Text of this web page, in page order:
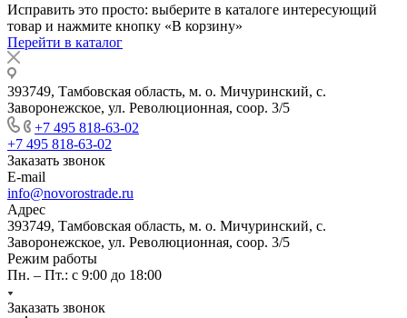
Исправить это просто: выберите в каталоге интересующий
товар и нажмите кнопку «В корзину»
Перейти в каталог
393749, Тамбовская область, м. о. Мичуринский, с.
Заворонежское, ул. Революционная, соор. 3/5
+7 495 818-63-02
+7 495 818-63-02
Заказать звонок
E-mail
info@novorostrade.ru
Адрес
393749, Тамбовская область, м. о. Мичуринский, с.
Заворонежское, ул. Революционная, соор. 3/5
Режим работы
Пн. – Пт.: с 9:00 до 18:00
Заказать звонок